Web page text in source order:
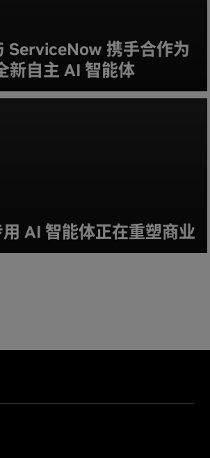
ServiceNow 携手合作为
新自主 AI 智能体
AI 智能体正在重塑商业